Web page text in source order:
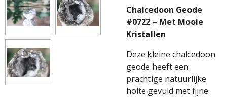
Chalcedoon Geode
#0722 – Met Mooie
Kristallen
Deze kleine chalcedoon
geode heeft een
prachtige natuurlijke
holte gevuld met fijne